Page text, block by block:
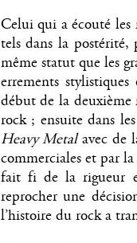
Celui qui a écouté les
tels dans la postérité,
même statut que les
errements
début de la
rock ; ensuite dans
Heavy Metalavec de
commerciales et par
fait fi de la rigueur
reprocher une
l’histoire du rock a